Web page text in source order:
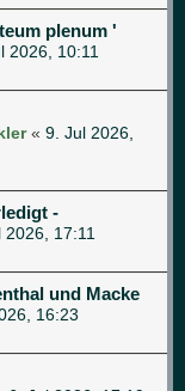
plenum '
2026, 10:11
« 9. Jul 2026,
-
2026, 17:11
und Macke
16:23